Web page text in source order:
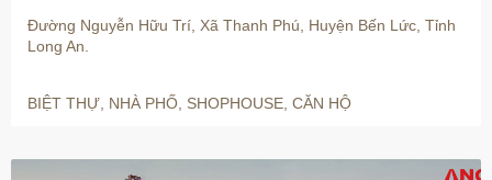
Đường Nguyễn Hữu Trí, Xã Thanh Phú, Huyện Bến Lức, Tỉnh
Long An.
BIỆT THỰ, NHÀ PHỐ, SHOPHOUSE, CĂN HỘ